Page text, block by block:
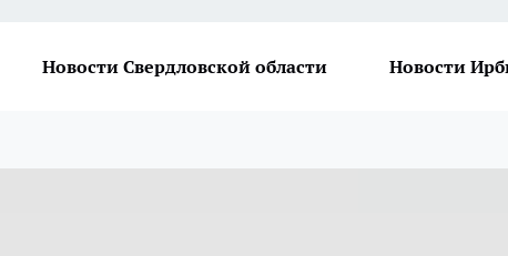
Новости Свердловской области Новости